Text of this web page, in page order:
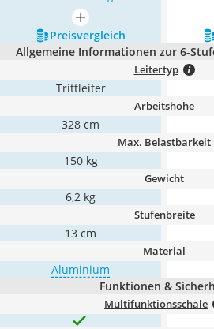
mehr anzeigen
Preis­vergleich
Allgemeine Informationen zur 6-
Leitertyp
Trittleiter
Arbeitshöhe
328 cm
Max. Belastbarkeit
150 kg
Gewicht
6,2 kg
Stufenbreite
13 cm
Material
Aluminium
Funktionen &
Multifunktionsschale